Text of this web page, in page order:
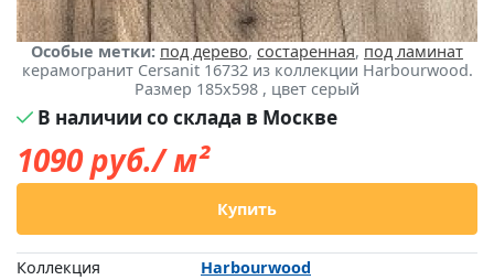
Особые метки: под дерево, состаренная, под ламинат
керамогранит Cersanit 16732 из коллекции Harbourwood.
Размер 185x598 , цвет серый
В наличии со склада в Москве
1090руб./ м²
Купить
Коллекция
Harbourwood